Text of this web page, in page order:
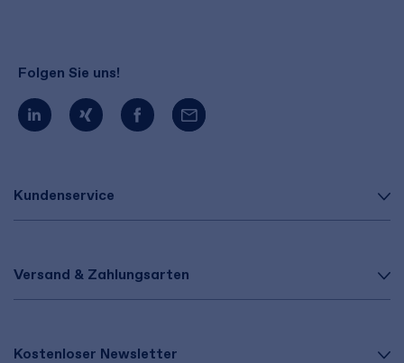
Kundenservice
Versand & Zahlungsarten
Kostenloser Newsletter
Folgen Sie uns!